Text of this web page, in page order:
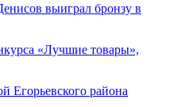
выиграл бронзу в
«Лучшие товары»,
Егорьевского района